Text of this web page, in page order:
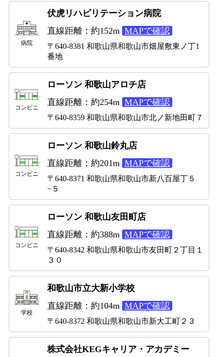
病院
伏虎リハビリテーション病院
直線距離：約152m MAPで確認
〒640-8381 和歌山県和歌山市畑屋敷東ノ丁1
番地
コンビニ
ローソン 和歌山アロチ店
直線距離：約254m MAPで確認
〒640-8359 和歌山県和歌山市北ノ新地田町７
コンビニ
ローソン 和歌山鈴丸店
直線距離：約201m MAPで確認
〒640-8371 和歌山県和歌山市新八百屋丁５
−５
コンビニ
ローソン 和歌山友田町店
直線距離：約388m MAPで確認
〒640-8342 和歌山県和歌山市友田町２丁目１
３０
学校
和歌山市立大新小学校
直線距離：約104m MAPで確認
〒640-8372 和歌山県和歌山市新大工町２３
株式会社KEGキャリア・アカデミー